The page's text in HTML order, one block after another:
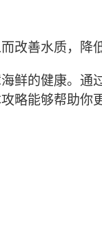
改善水质，降
鲜的健康。通
略能够帮助你